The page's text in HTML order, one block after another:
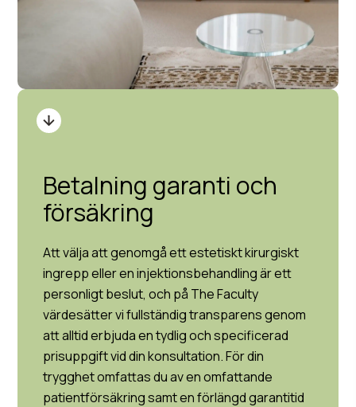
Betalning garanti och
försäkring
Att välja att genomgå ett estetiskt kirurgiskt
ingrepp eller en injektionsbehandling är ett
personligt beslut, och på The Faculty
värdesätter vi fullständig transparens genom
att alltid erbjuda en tydlig och specificerad
prisuppgift vid din konsultation. För din
trygghet omfattas du av en omfattande
patientförsäkring samt en förlängd garantitid